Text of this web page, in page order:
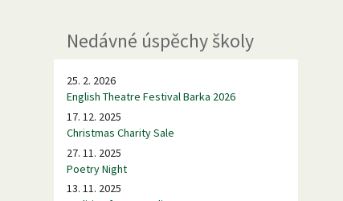
Nedávné úspěchy školy
25. 2. 2026
English Theatre Festival Barka 2026
17. 12. 2025
Christmas Charity Sale
27. 11. 2025
Poetry Night
13. 11. 2025